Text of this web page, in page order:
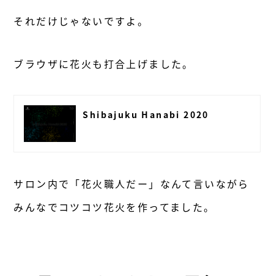
それだけじゃないですよ。
ブラウザに花火も打合上げました。
Shibajuku Hanabi 2020
サロン内で「花火職人だー」なんて言いながら
みんなでコツコツ花火を作ってました。